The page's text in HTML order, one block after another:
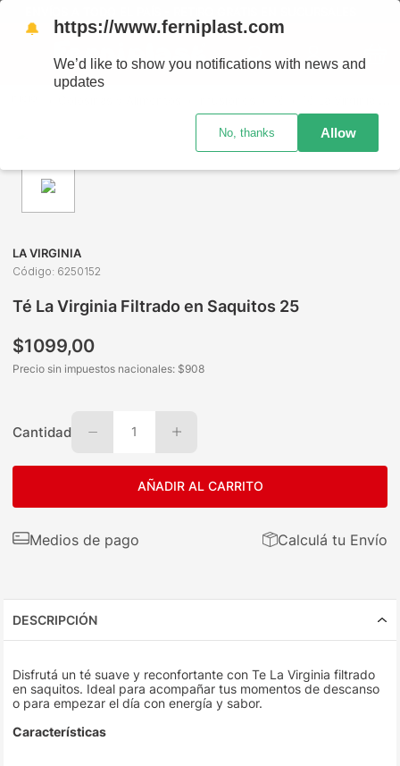
LA VIRGINIA
Código: 6250152
Té La Virginia Filtrado en Saquitos 25
$1099,00
Precio sin impuestos nacionales: $908
Cantidad 1
AÑADIR AL CARRITO
Medios de pago Calculá tu Envío
DESCRIPCIÓN
Disfrutá un té suave y reconfortante con Te La Virginia filtrado
en saquitos. Ideal para acompañar tus momentos de descanso
o para empezar el día con energía y sabor.
Características
🔔 https://www.ferniplast.com
We’d like to show you notifications with news and
updates
No, thanks Allow